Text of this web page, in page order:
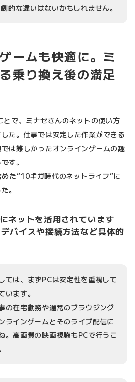
的な違いはないかもしれません。
ームも快適に。ミ
乗り換え後の満足
で、ミナセさんのネットの使い方
た。仕事では安定した作業ができる
は難しかったオンラインゲームの趣
す。
た“10ギガ時代のネットライフ”に
。
ネットを活用されています
バイスや接続方法など具体的
ては、まずPCは安定性を重視して
います。
の在宅勤務や通常のブラウジング
ラインゲームとそのライブ配信に
。高画質の映画視聴もPCで行うこ